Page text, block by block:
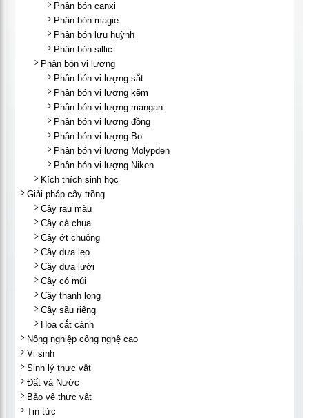
Phân bón canxi
Phân bón magie
Phân bón lưu huỳnh
Phân bón sillic
Phân bón vi lượng
Phân bón vi lượng sắt
Phân bón vi lượng kẽm
Phân bón vi lượng mangan
Phân bón vi lượng đồng
Phân bón vi lượng Bo
Phân bón vi lượng Molypden
Phân bón vi lượng Niken
Kích thích sinh học
Giải pháp cây trồng
Cây rau màu
Cây cà chua
Cây ớt chuông
Cây dưa leo
Cây dưa lưới
Cây có múi
Cây thanh long
Cây sầu riêng
Hoa cắt cành
Nông nghiệp công nghệ cao
Vi sinh
Sinh lý thực vật
Đất và Nước
Bảo vệ thực vật
Tin tức